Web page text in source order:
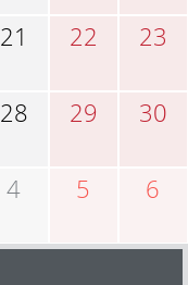
21 22 23
28 29 30
4 5 6